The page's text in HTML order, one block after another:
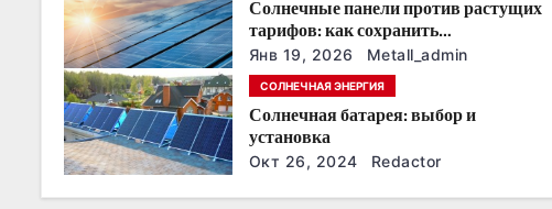
о
з
а
п
Солнечные панели против растущих
тарифов: как сохранить
энергонезависимость в ближайшие
годы
Янв 19, 2026 Metall_admin
СОЛНЕЧНАЯ ЭНЕРГИЯ
Солнечная батарея: выбор и
установка
Окт 26, 2024 Redactor